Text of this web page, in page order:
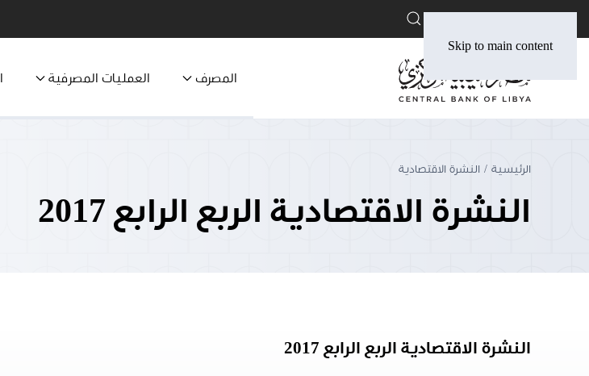
Skip to main content
المصرف العمليات المصرفية
الرئيسية النشرة الاقتصادية
النشرة الاقتصادية الربع الرابع 2017
النشرة الاقتصادية الربع الرابع 2017